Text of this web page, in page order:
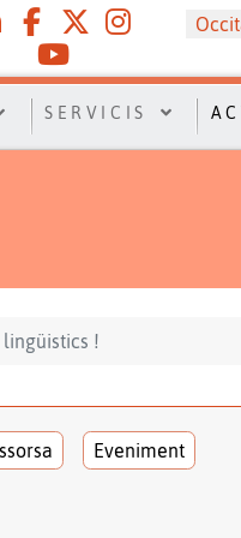
SERVICIS
!
Eveniment